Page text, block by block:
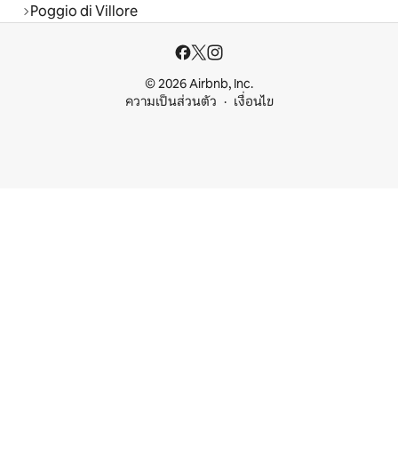
Poggio di Villore
© 2026 Airbnb, Inc.
ความเป็นส่วนตัว
เงื่อนไข